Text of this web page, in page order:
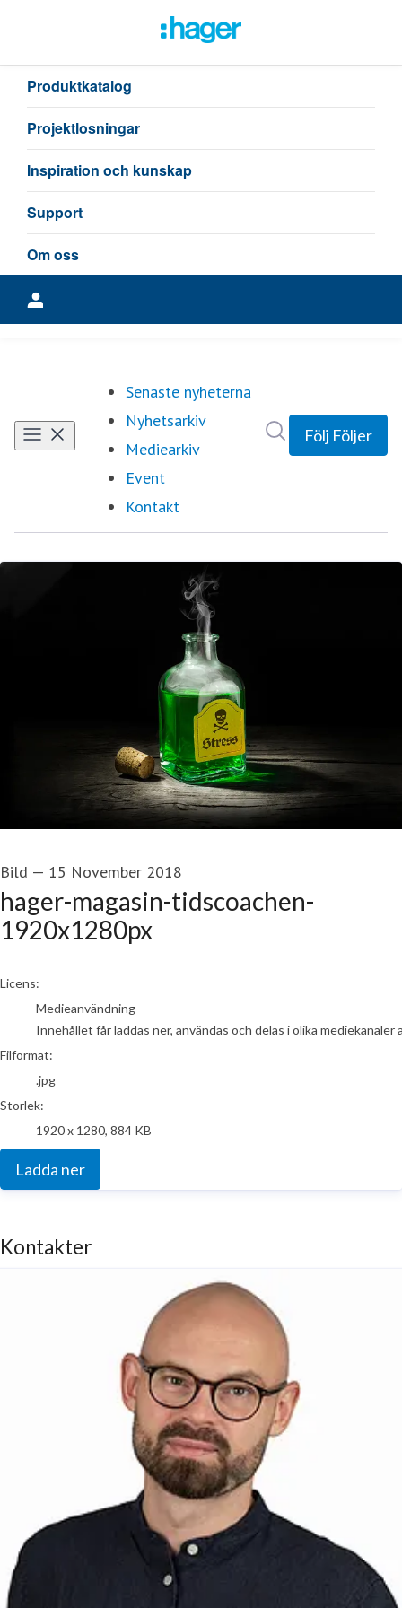
Senaste nyheterna
Nyhetsarkiv
Mediearkiv
Event
Kontakt
Följ Följer
Bild — 15 November 2018
hager-magasin-tidscoachen-
1920x1280px
go to media item
Licens:
Medieanvändning
Innehållet får laddas ner, användas och delas i olika
Filformat:
.jpg
Storlek:
1920 x 1280, 884 KB
Ladda ner
Kontakter